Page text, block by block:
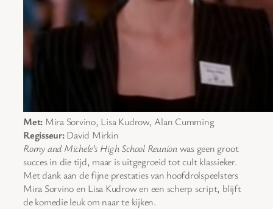
Met: Mira Sorvino, Lisa Kudrow, Alan Cumming
Regisseur:David Mirkin
Romy and Michele’s High School Reunionwas geen groot
succes in die tijd, maar is uitgegroeid tot cult klassieker.
Met dank aan de fijne prestaties van hoofdrolspeelsters
Mira Sorvino en Lisa Kudrow en een scherp script, blijft
de komedie leuk om naar te kijken.